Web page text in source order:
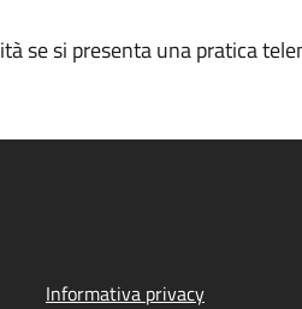
se si presenta una pratica
Informativa privacy